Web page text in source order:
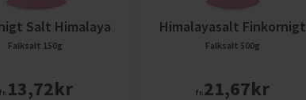
Salt Himalaya
Falksalt 150g
fr. 13,72kr
Himalayasalt Finkornigt
Falksalt 500g
fr.21,67kr